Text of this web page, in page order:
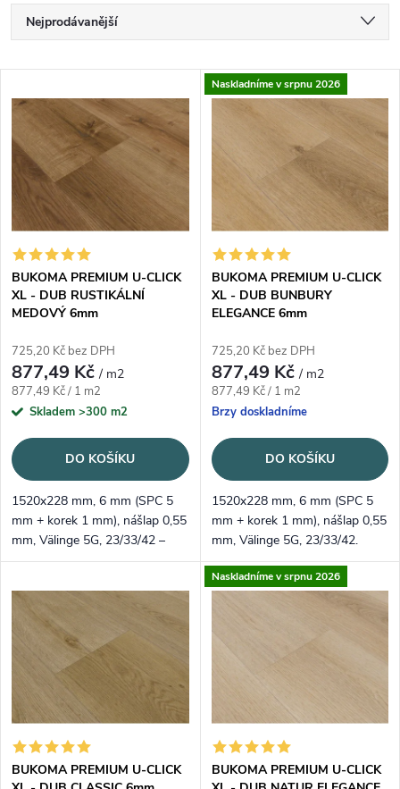
Řazení produktů
Nejprodávanější
Abecedně
Výpis produktů
BUKOMA PREMIUM U-CLICK
XL - DUB RUSTIKÁLNÍ
MEDOVÝ 6mm
725,20 Kč bez DPH
877,49 Kč/ m2
Měrná cena:
877,49 Kč / 1 m2
Skladem >300 m2
DO KOŠÍKU
1520x228 mm, 6 mm (SPC 5
mm + korek 1 mm), nášlap 0,55
mm, Välinge 5G, 23/33/42 –
voděodolné a tiché. Medově
registrovaným embossem.
Naskladníme v srpnu 2026
BUKOMA PREMIUM U-CLICK
XL - DUB BUNBURY
ELEGANCE 6mm
725,20 Kč bez DPH
877,49 Kč/ m2
Měrná cena:
877,49 Kč / 1 m2
Brzy doskladníme
DO KOŠÍKU
1520x228 mm, 6 mm (SPC 5
mm + korek 1 mm), nášlap 0,55
mm, Välinge 5G, 23/33/42.
Teplejší elegantní odstín dubu,
registrovaný emboss.
BUKOMA PREMIUM U-CLICK
Naskladníme v srpnu 2026
BUKOMA PREMIUM U-CLICK